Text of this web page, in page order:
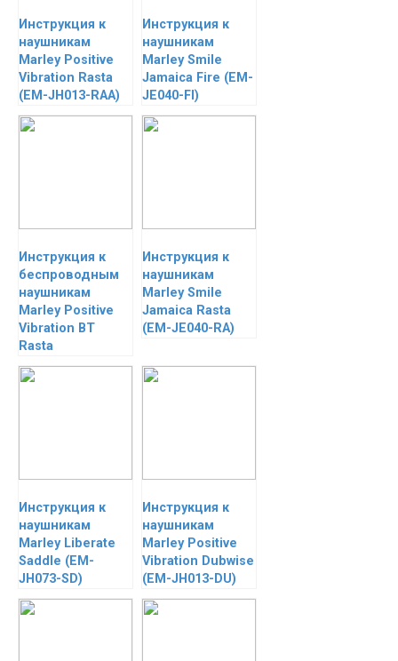
Инструкция к
наушникам
Marley Positive
Vibration Rasta
(EM-JH013-RAA)
Инструкция к
наушникам
Marley Smile
Jamaica Fire (EM-
JE040-FI)
Инструкция к
беспроводным
наушникам
Marley Positive
Vibration BT
Rasta
Инструкция к
наушникам
Marley Smile
Jamaica Rasta
(EM-JE040-RA)
Инструкция к
наушникам
Marley Liberate
Saddle (EM-
JH073-SD)
Инструкция к
наушникам
Marley Positive
Vibration Dubwise
(EM-JH013-DU)